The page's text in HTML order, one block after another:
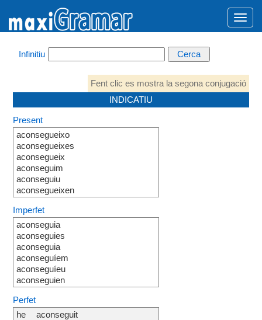
Infinitiu
Fent clic es mostra la segona conjugació
INDICATIU
Present
aconsegueixo
aconsegueixes
aconsegueix
aconseguim
aconseguiu
aconsegueixen
Imperfet
aconseguia
aconseguies
aconseguia
aconseguíem
aconseguíeu
aconseguien
Perfet
he
aconseguit